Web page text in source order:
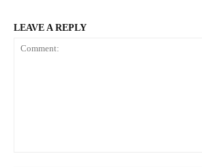
LEAVE A REPLY